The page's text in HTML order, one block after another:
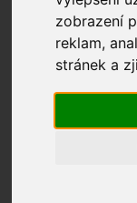
zobrazení
reklam,
stránek a